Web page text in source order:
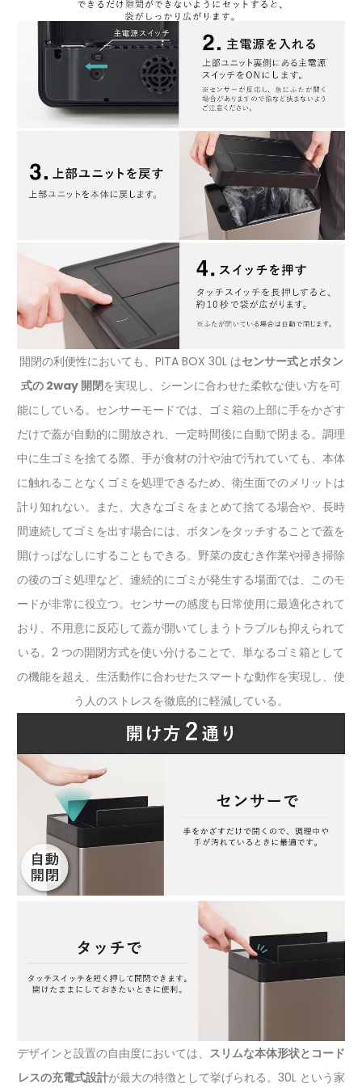
開閉の利便性においても、PITA BOX 30L はセンサー式とボタン
式の 2way 開閉を実現し、シーンに合わせた柔軟な使い方を可
能にしている。センサーモードでは、ゴミ箱の上部に手をかざす
だけで蓋が自動的に開放され、一定時間後に自動で閉まる。調理
中に生ゴミを捨てる際、手が食材の汁や油で汚れていても、本体
に触れることなくゴミを処理できるため、衛生面でのメリットは
計り知れない。また、大きなゴミをまとめて捨てる場合や、長時
間連続してゴミを出す場合には、ボタンをタッチすることで蓋を
開けっぱなしにすることもできる。野菜の皮むき作業や掃き掃除
の後のゴミ処理など、連続的にゴミが発生する場面では、このモ
ードが非常に役立つ。センサーの感度も日常使用に最適化されて
おり、不用意に反応して蓋が開いてしまうトラブルも抑えられて
いる。2 つの開閉方式を使い分けることで、単なるゴミ箱として
の機能を超え、生活動作に合わせたスマートな動作を実現し、使
う人のストレスを徹底的に軽減している。
デザインと設置の自由度においては、 スリムな本体形状とコード
レスの充電式設計が最大の特徴として挙げられる。30L という家